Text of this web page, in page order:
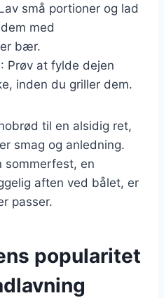
små portioner og lad
med
bær.
: Prøv at fylde dejen
inden du griller dem.
til en alsidig ret,
smag og anledning.
sommerfest, en
aften ved bålet, er
passer.
popularitet